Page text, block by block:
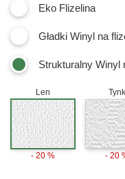
Eko Flizelina
Gładki Winyl na
Strukturalny Winyl
Len
- 20 %
Tynk
- 20